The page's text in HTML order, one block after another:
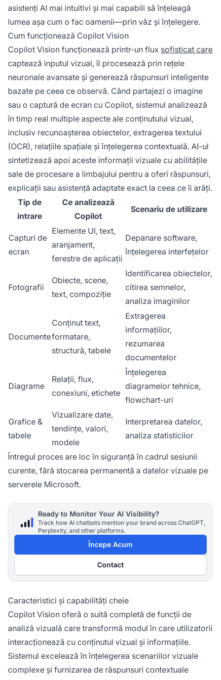
asistenți AI mai intuitivi și mai capabili să înțeleagă
lumea așa cum o fac oamenii—prin văz și înțelegere.
Cum funcționează Copilot Vision
Copilot Vision funcționează printr-un flux sofisticat care
captează inputul vizual, îl procesează prin rețele
neuronale avansate și generează răspunsuri inteligente
bazate pe ceea ce observă. Când partajezi o imagine
sau o captură de ecran cu Copilot, sistemul analizează
în timp real multiple aspecte ale conținutului vizual,
inclusiv recunoașterea obiectelor, extragerea textului
(OCR), relațiile spațiale și înțelegerea contextuală. AI-ul
sintetizează apoi aceste informații vizuale cu abilitățile
sale de procesare a limbajului pentru a oferi răspunsuri,
explicații sau asistență adaptate exact la ceea ce îi arăți.
Tip de
intrare
Ce analizează
Copilot
Scenariu de utilizare
Capturi de
ecran
Elemente UI, text,
aranjament,
ferestre de aplicații
Depanare software,
înțelegerea interfețelor
Fotografii
Obiecte, scene,
text, compoziție
Identificarea obiectelor,
citirea semnelor,
analiza imaginilor
Documente
Conținut text,
formatare,
structură, tabele
Extragerea
informațiilor,
rezumarea
documentelor
Diagrame
Relații, flux,
conexiuni, etichete
Înțelegerea
diagramelor tehnice,
flowchart-uri
Grafice &
tabele
Vizualizare date,
tendințe, valori,
modele
Interpretarea datelor,
analiza statisticilor
Întregul proces are loc în siguranță în cadrul sesiunii
curente, fără stocarea permanentă a datelor vizuale pe
serverele Microsoft.
Ready to Monitor Your AI Visibility?
Track how AI chatbots mention your brand across ChatGPT,
Perplexity, and other platforms.
Începe Acum
Contact
Caracteristici și capabilități cheie
Copilot Vision oferă o suită completă de funcții de
analiză vizuală care transformă modul în care utilizatorii
interacționează cu conținutul vizual și informațiile.
Sistemul excelează în înțelegerea scenariilor vizuale
complexe și furnizarea de răspunsuri contextuale